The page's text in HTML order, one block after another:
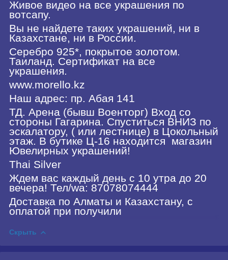
Живое видео на все украшения по
вотсапу.
Вы не найдете таких украшений, ни в
Казахстане, ни в России.
Серебро 925*, покрытое золотом.
Таиланд. Сертификат на все
украшения.
www.morello.kz
Наш адрес: пр. Абая 141
ТД. Арена (бывш Военторг) Вход со
стороны Гагарина. Спуститься ВНИЗ по
эскалатору, ( или лестнице) в Цокольный
этаж. В бутике Ц-16 находится
магазин
Ювелирных украшений!
Thai Silver
Ждем вас каждый день с 10 утра до 20
вечера! Тел/wa: 87078074444
Доставка по Алматы и Казахстану, с
оплатой при получили
Скрыть